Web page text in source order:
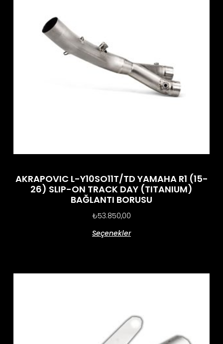
AKRAPOVIC L-Y10SO11T/TD YAMAHA R1 (15-
26) SLIP-ON TRACK DAY (TITANIUM)
BAĞLANTI BORUSU
₺53.850,00
Seçenekler